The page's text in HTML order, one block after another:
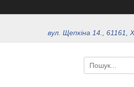
вул. Щепкіна 14., 61161,